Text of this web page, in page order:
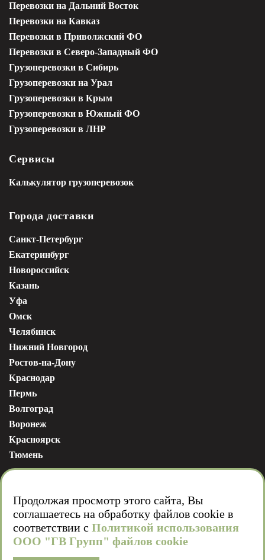
Перевозки на Дальний Восток
Перевозки на Кавказ
Перевозки в Приволжский ФО
Перевозки в Северо-Западный ФО
Грузоперевозки в Сибирь
Грузоперевозки на Урал
Грузоперевозки в Крым
Грузоперевозки в Южный ФО
Грузоперевозки в ЛНР
Сервисы
Калькулятор грузоперевозок
Города доставки
Санкт-Петербург
Екатеринбург
Новороссийск
Казань
Уфа
Омск
Челябинск
Нижний Новгород
Ростов-на-Дону
Краснодар
Пермь
Волгоград
Воронеж
Красноярск
Тюмень
Мы в соц. сетях
Продолжая просмотр этого сайта, Вы
соглашаетесь на обработку файлов cookie в
соответствии с Политикой использования
ООО "ГВ Групп" файлов cookie